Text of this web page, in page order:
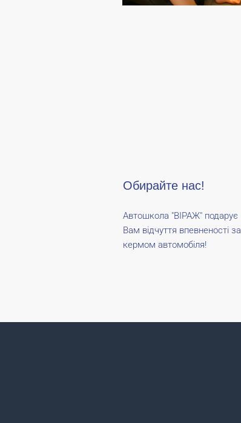
Обирайте нас!
Автошкола "ВІРАЖ" подарує
Вам відчуття впевненості за
кермом автомобіля!